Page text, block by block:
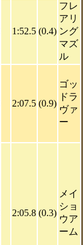
1:52.5 (0.4)
フレ
アリ
ング
マズ
ル
2:07.5 (0.9)
ゴッ
ドラ
ヴァ
ー
2:05.8 (0.3)
メイ
ショ
ウア
ーム